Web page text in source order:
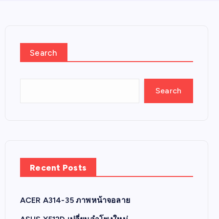
Search
Search
Recent Posts
ACER A314-35 ภาพหน้าจอลาย